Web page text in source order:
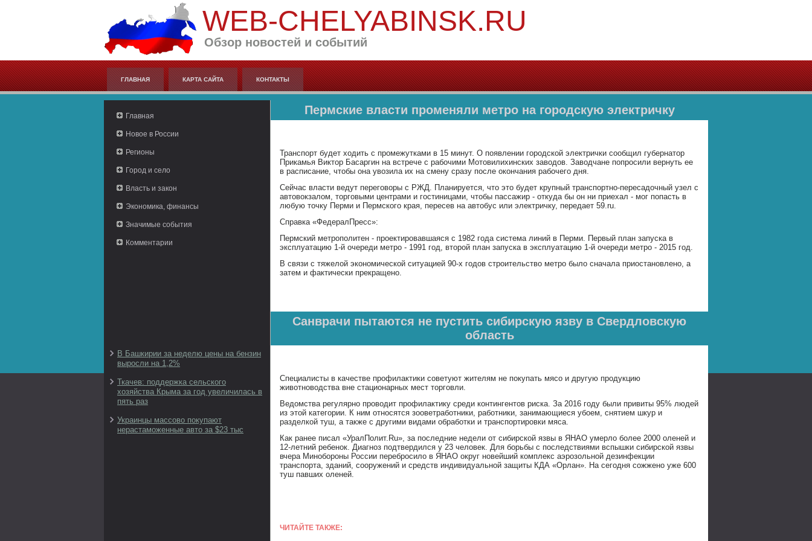
WEB-CHELYABINSK.RU
Обзор новостей и событий
ГЛАВНАЯ КАРТА САЙТА КОНТАКТЫ
Главная
Новое в России
Регионы
Город и село
Власть и закон
Экономика, финансы
Значимые события
Комментарии
В Башкирии за неделю цены на бензин
выросли на 1,2%
Ткачев: поддержка сельского
хозяйства Крыма за год увеличилась в
пять раз
Украинцы массово покупают
нерастаможенные авто за $23 тыс
Пермские власти променяли метро на городскую электричку
Транспорт будет ходить с промежутками в 15 минут. О появлении городской электрички сообщил губернатор
Прикамья Виктор Басаргин на встрече с рабочими Мотовилихинских заводов. Заводчане попросили вернуть ее
в расписание, чтобы она увозила их на смену сразу после окончания рабочего дня.
Сейчас власти ведут переговоры с РЖД. Планируется, что это будет крупный транспортно-пересадочный узел с
автовокзалом, торговыми центрами и гостиницами, чтобы пассажир - откуда бы он ни приехал - мог попасть в
любую точку Перми и Пермского края, пересев на автобус или электричку, передает 59.ru.
Справка «ФедералПресс»:
Пермский метрополитен - проектировавшаяся с 1982 года система линий в Перми. Первый план запуска в
эксплуатацию 1-й очереди метро - 1991 год, второй план запуска в эксплуатацию 1-й очереди метро - 2015 год.
В связи с тяжелой экономической ситуацией 90-х годов строительство метро было сначала приостановлено, а
затем и фактически прекращено.
Санврачи пытаются не пустить сибирскую язву в Свердловскую
область
Специалисты в качестве профилактики советуют жителям не покупать мясо и другую продукцию
животноводства вне стационарных мест торговли.
Ведомства регулярно проводит профилактику среди контингентов риска. За 2016 году были привиты 95% людей
из этой категории. К ним относятся зооветработники, работники, занимающиеся убоем, снятием шкур и
разделкой туш, а также с другими видами обработки и транспортировки мяса.
Как ранее писал «УралПолит.Ru», за последние недели от сибирской язвы в ЯНАО умерло более 2000 оленей и
12-летний ребенок. Диагноз подтвердился у 23 человек. Для борьбы с последствиями вспышки сибирской язвы
вчера Минобороны России перебросило в ЯНАО округ новейший комплекс аэрозольной дезинфекции
транспорта, зданий, сооружений и средств индивидуальной защиты КДА «Орлан». На сегодня сожжено уже 600
туш павших оленей.
ЧИТАЙТЕ ТАКЖЕ: